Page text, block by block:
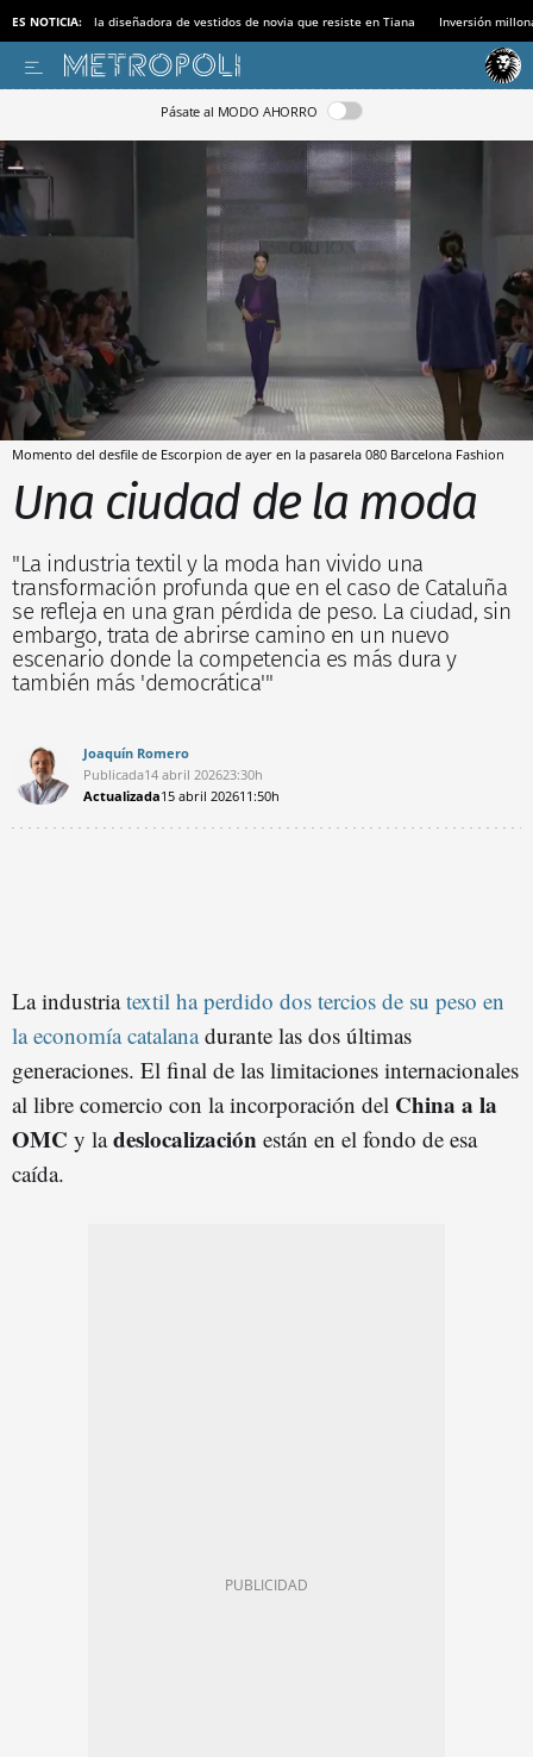
ES NOTICIA: la diseñadora de vestidos de novia que resiste en Tiana Inversión
Pásate al MODO AHORRO
Momento del desfile de Escorpion de ayer en la pasarela 080 Barcelona Fashion
Una ciudad de la moda
"La industria textil y la moda han vivido una
transformación profunda que en el caso de Cataluña
se refleja en una gran pérdida de peso. La ciudad, sin
embargo, trata de abrirse camino en un nuevo
escenario donde la competencia es más dura y
también más 'democrática'"
Joaquín Romero
Publicada14 abril 202623:30h
Actualizada15 abril 202611:50h
La industriatextil ha perdido dos tercios de su peso en
la economía catalanadurante las dos últimas
generaciones. El final de las limitaciones internacionales
al libre comercio con la incorporación del China a la
OMC y ladeslocalización están en el fondo de esa
caída.